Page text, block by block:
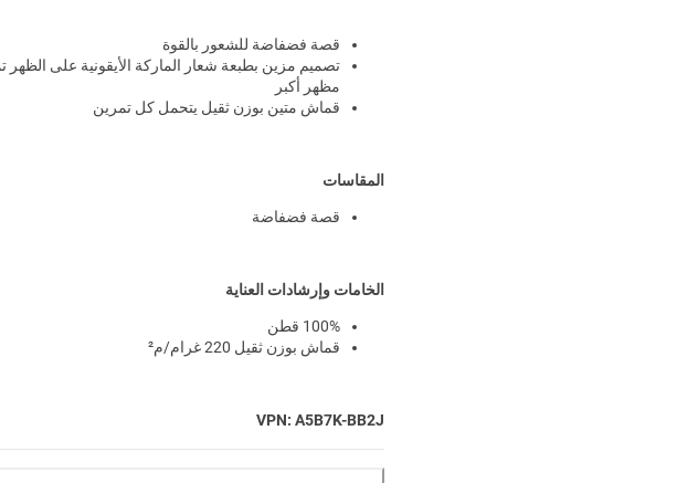
قصة فضفاضة للشعور بالقوة
تصميم مزين بطبعة شعار الماركة الأيقونية على الظهر
مظهر أكبر
قماش متين بوزن ثقيل يتحمل كل تمرين
المقاسات
قصة فضفاضة
الخامات وإرشادات العناية
100% قطن
قماش بوزن ثقيل 220 غرام/م²
VPN: A5B7K-BB2J